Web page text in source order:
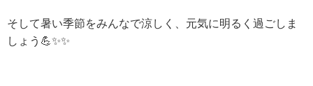
そして暑い季節をみんなで涼しく、元気に明るく過ごしま
しょう💪✨✨